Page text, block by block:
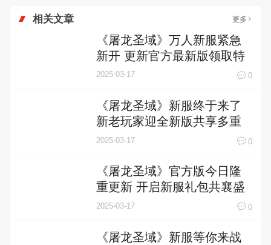
相关文章 更多
《屠龙圣域》万人新服紧急
新开 更新官方最新版领取特
权礼遇
2025-03-17 0
《屠龙圣域》新服终于来了
新老玩家迎全新版共享多重
福利
2025-03-17 0
《屠龙圣域》官方版今日隆
重更新 开启新服礼包共襄盛
举
2025-03-17 0
《屠龙圣域》新服等你来战